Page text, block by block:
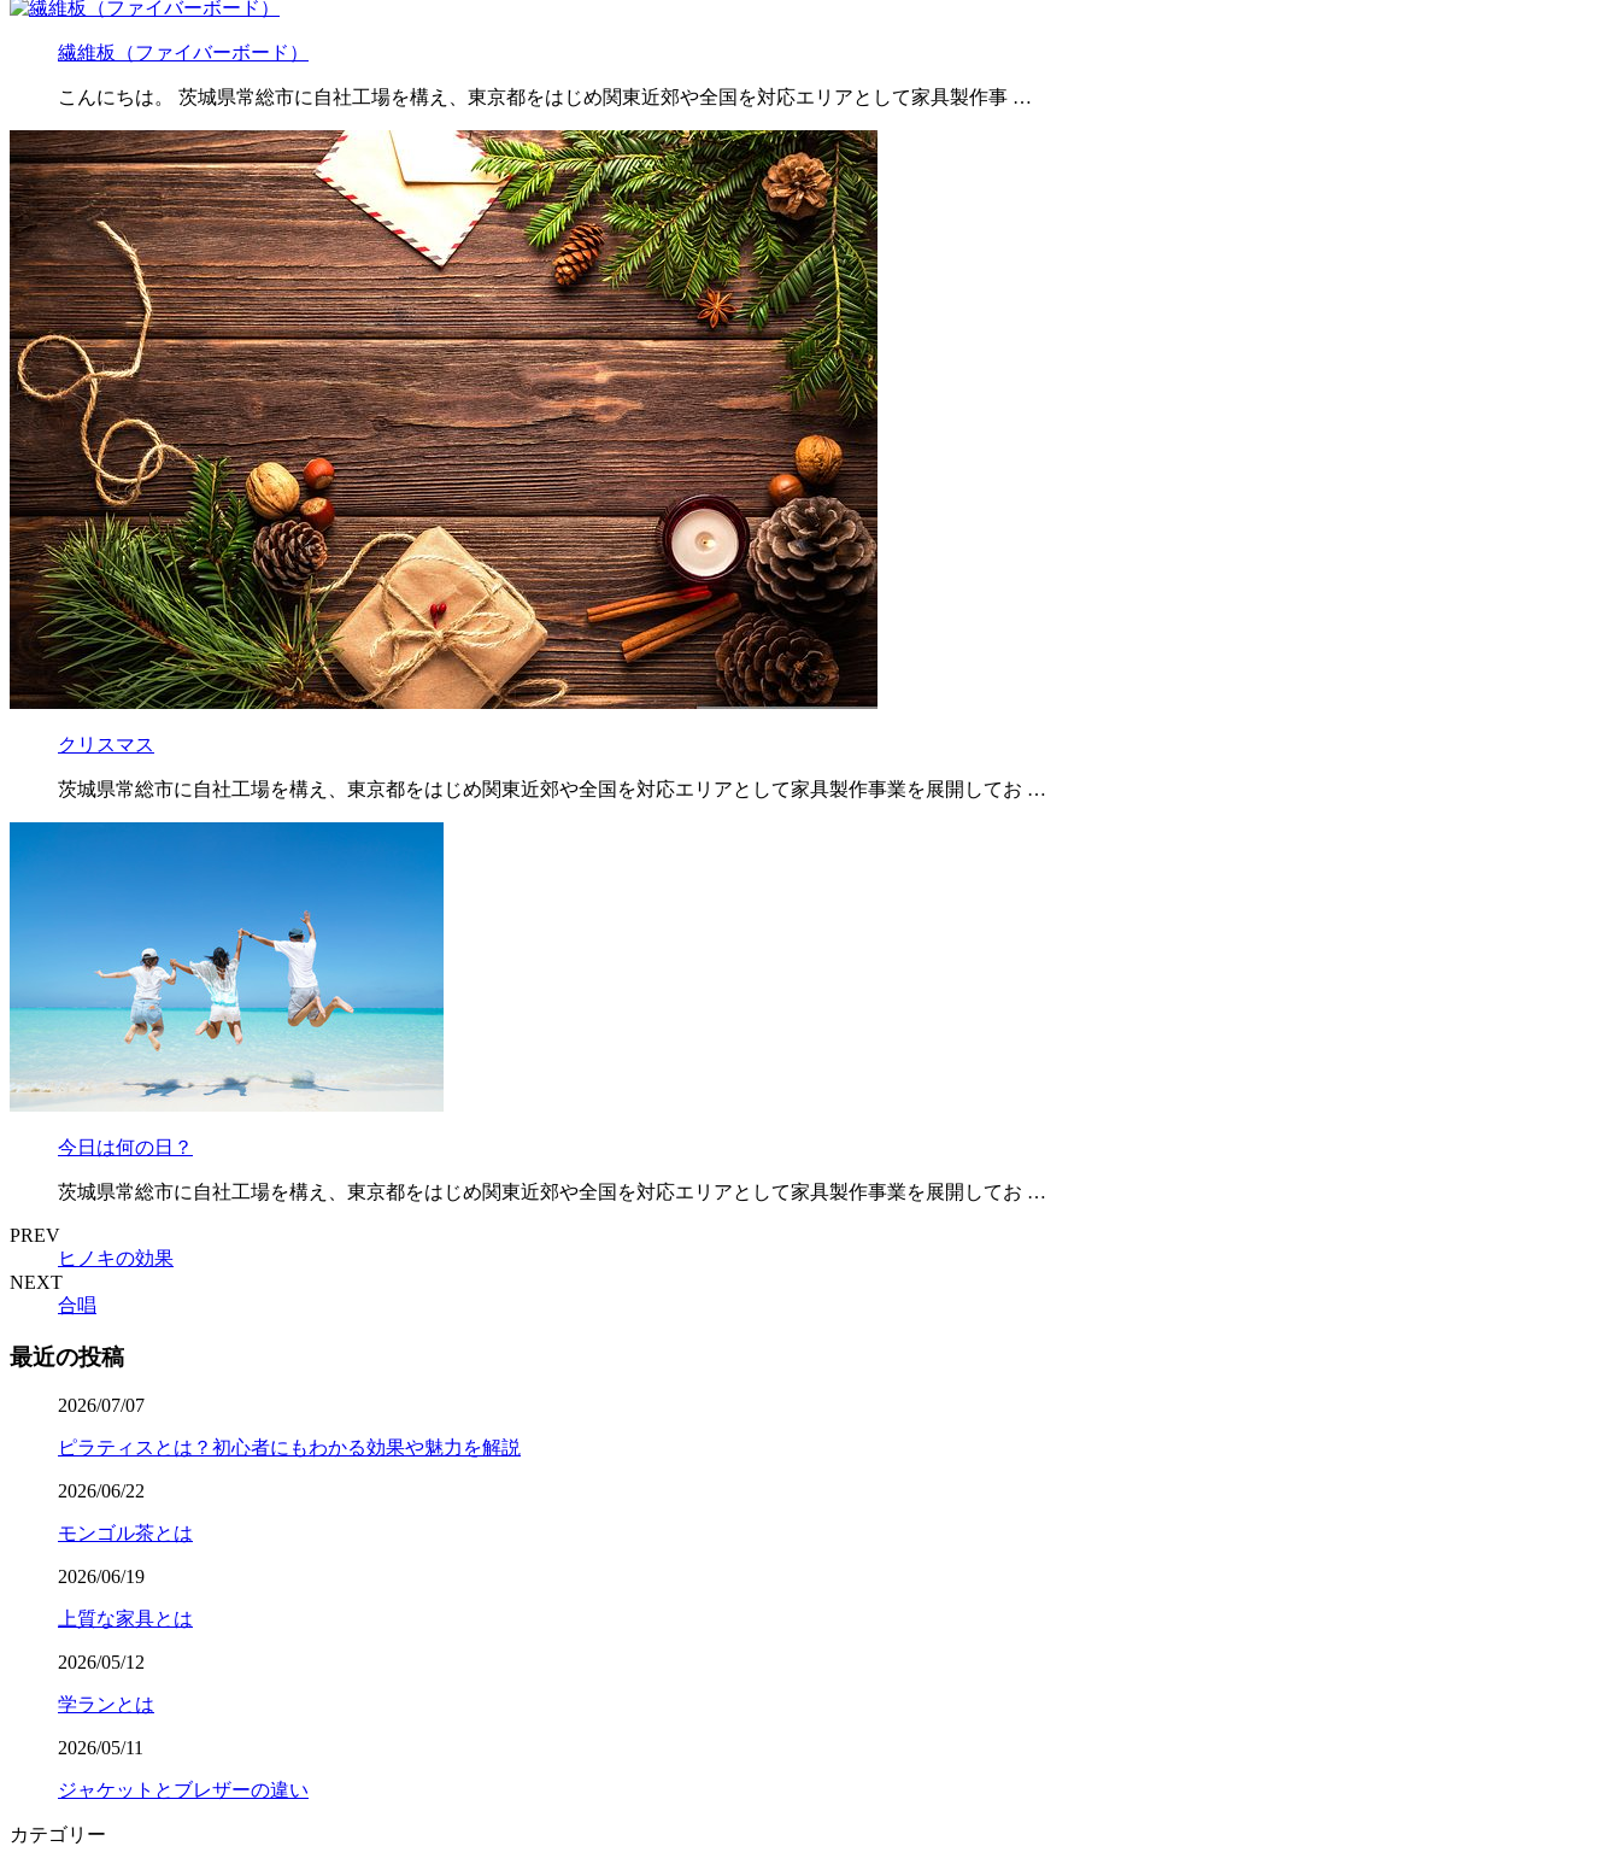
繊維板（ファイバーボード）
こんにちは。 茨城県常総市に自社工場を構え、東京都をはじめ関東近郊や全国を対応エリアとして家具製作事 …
クリスマス
茨城県常総市に自社工場を構え、東京都をはじめ関東近郊や全国を対応エリアとして家具製作事業を展開してお …
今日は何の日？
茨城県常総市に自社工場を構え、東京都をはじめ関東近郊や全国を対応エリアとして家具製作事業を展開してお …
PREV
ヒノキの効果
NEXT
合唱
最近の投稿
2026/07/07
ピラティスとは？初心者にもわかる効果や魅力を解説
2026/06/22
モンゴル茶とは
2026/06/19
上質な家具とは
2026/05/12
学ランとは
2026/05/11
ジャケットとブレザーの違い
カテゴリー